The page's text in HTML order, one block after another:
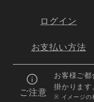
ログイン
お支払い方法
ご注意
お客様ご都
掛かります
※ イメージの